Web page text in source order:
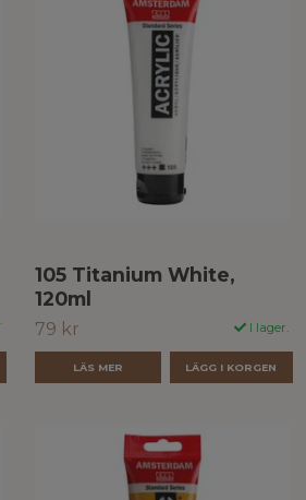
105 Titanium White,
120ml
79 kr I lager.
LÄS MER